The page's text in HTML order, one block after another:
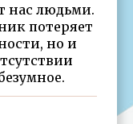
нас людьми.
потеряет
но и